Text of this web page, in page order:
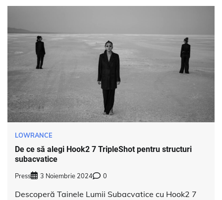
LOWRANCE
De ce să alegi Hook2 7 TripleShot pentru structuri
subacvatice
Press 3 Noiembrie 2024 0
Descoperă Tainele Lumii Subacvatice cu Hook2 7